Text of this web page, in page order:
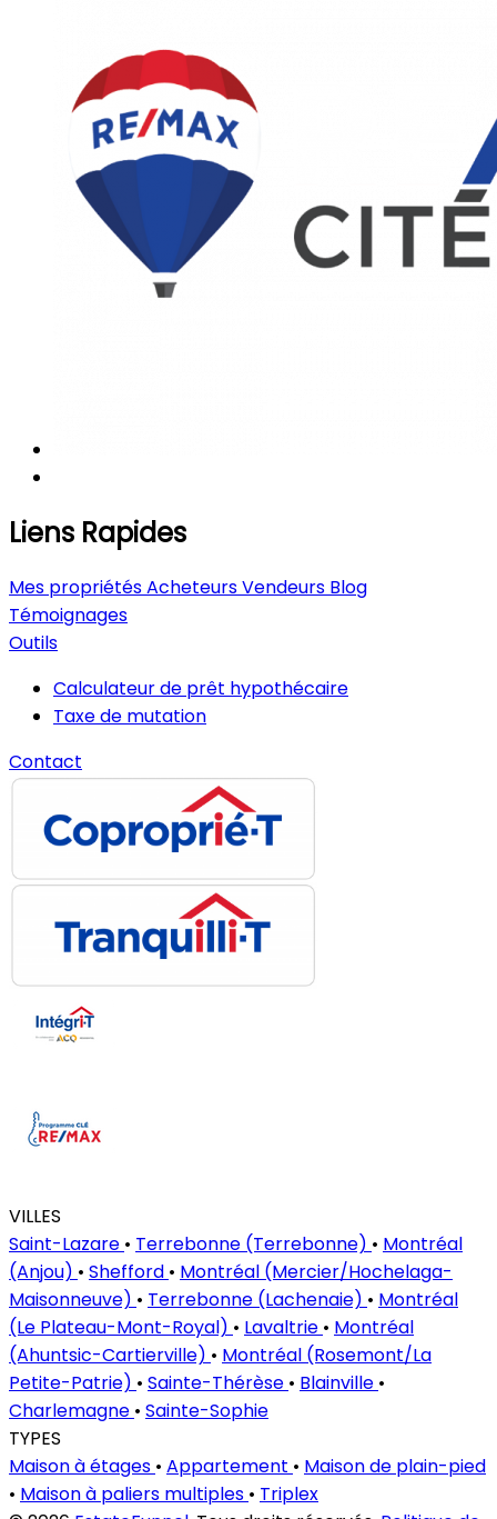
Liens Rapides
Mes propriétésAcheteursVendeurs Blog
Témoignages
Outils
Calculateur de prêt hypothécaire
Taxe de mutation
Contact
VILLES
Saint-Lazare • Terrebonne (Terrebonne) • Montréal
(Anjou) • Shefford • Montréal (Mercier/Hochelaga-
Maisonneuve) • Terrebonne (Lachenaie) • Montréal
(Le Plateau-Mont-Royal) • Lavaltrie • Montréal
(Ahuntsic-Cartierville) • Montréal (Rosemont/La
Petite-Patrie) • Sainte-Thérèse • Blainville •
Charlemagne • Sainte-Sophie
TYPES
Maison à étages • Appartement • Maison de plain-pied
• Maison à paliers multiples • Triplex